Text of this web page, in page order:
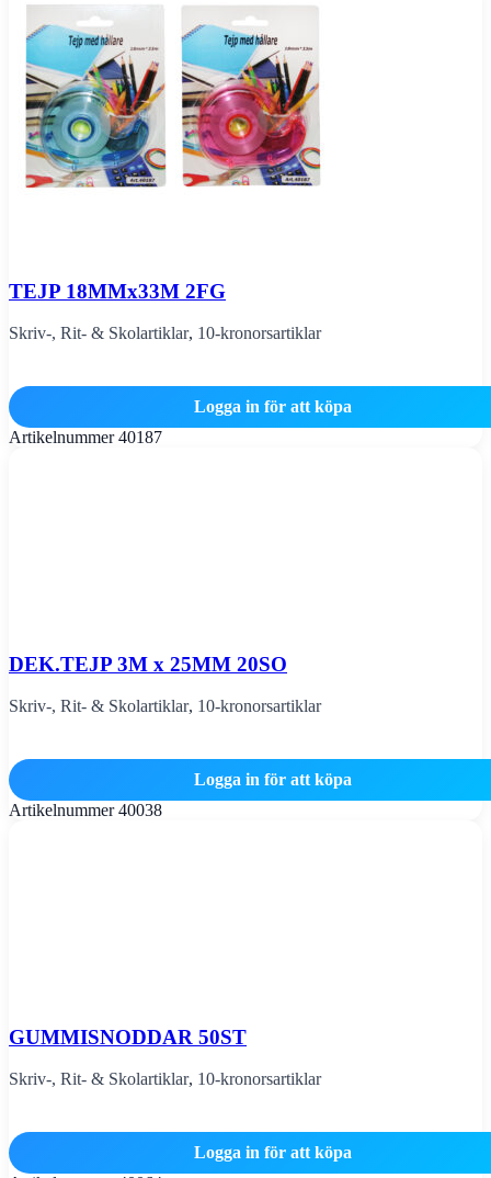
TEJP 18MMx33M 2FG
Skriv-, Rit- & Skolartiklar, 10-kronorsartiklar
Logga in för att köpa
Artikelnummer40187
DEK.TEJP 3M x 25MM 20SO
Skriv-, Rit- & Skolartiklar, 10-kronorsartiklar
Logga in för att köpa
Artikelnummer40038
GUMMISNODDAR 50ST
Skriv-, Rit- & Skolartiklar, 10-kronorsartiklar
Logga in för att köpa